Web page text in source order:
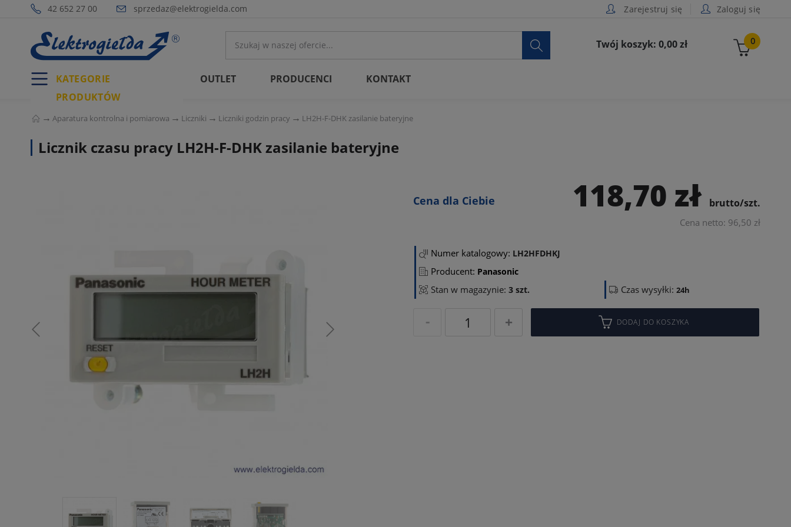
42 652 27 00 sprzedaz@elektrogielda.com Zarejestruj się Zaloguj się
0
Twój koszyk: 0,00 zł

KATEGORIE
PRODUKTÓW
OUTLET PRODUCENCI KONTAKT
Aparatura kontrolna i pomiarowa Liczniki Liczniki godzin pracy LH2H-F-DHK zasilanie bateryjne
Licznik czasu pracy LH2H-F-DHK zasilanie bateryjne
Cena dla Ciebie 118,70 zł brutto/szt.
Cena netto: 96,50 zł
Numer katalogowy: LH2HFDHKJ
Producent: Panasonic
Stan w magazynie: 3 szt. Czas wysyłki:24h
DODAJ DO KOSZYKA